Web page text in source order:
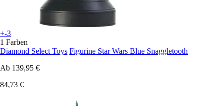
+-3
1 Farben
Diamond Select Toys Figurine Star Wars Blue Snaggletooth
Ab 139,95 €
84,73 €